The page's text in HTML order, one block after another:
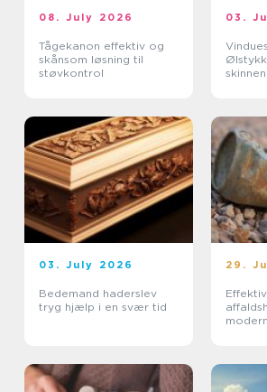
08. July 2026
Tågekanon effektiv og
skånsom løsning til
støvkontrol
03.
03. July 2026
Bedemand haderslev
tryg hjælp i en svær tid
29.
Effektiv